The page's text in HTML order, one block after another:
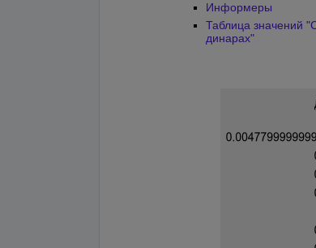
Информеры
Таблица значений
динарах"